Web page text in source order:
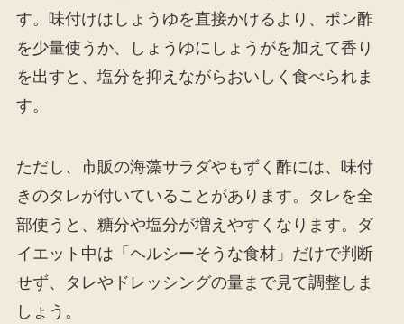
す。味付けはしょうゆを直接かけるより、ポン酢
を少量使うか、しょうゆにしょうがを加えて香り
を出すと、塩分を抑えながらおいしく食べられま
す。
ただし、市販の海藻サラダやもずく酢には、味付
きのタレが付いていることがあります。タレを全
部使うと、糖分や塩分が増えやすくなります。ダ
イエット中は「ヘルシーそうな食材」だけで判断
せず、タレやドレッシングの量まで見て調整しま
しょう。